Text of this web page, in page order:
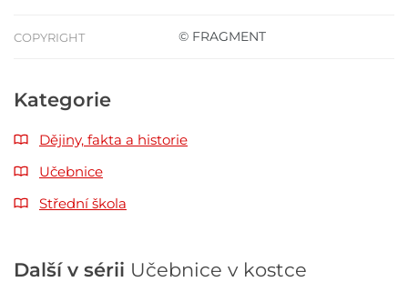
COPYRIGHT © FRAGMENT
Kategorie
Dějiny, fakta a historie
Učebnice
Střední škola
Další v sérii Učebnice v kostce